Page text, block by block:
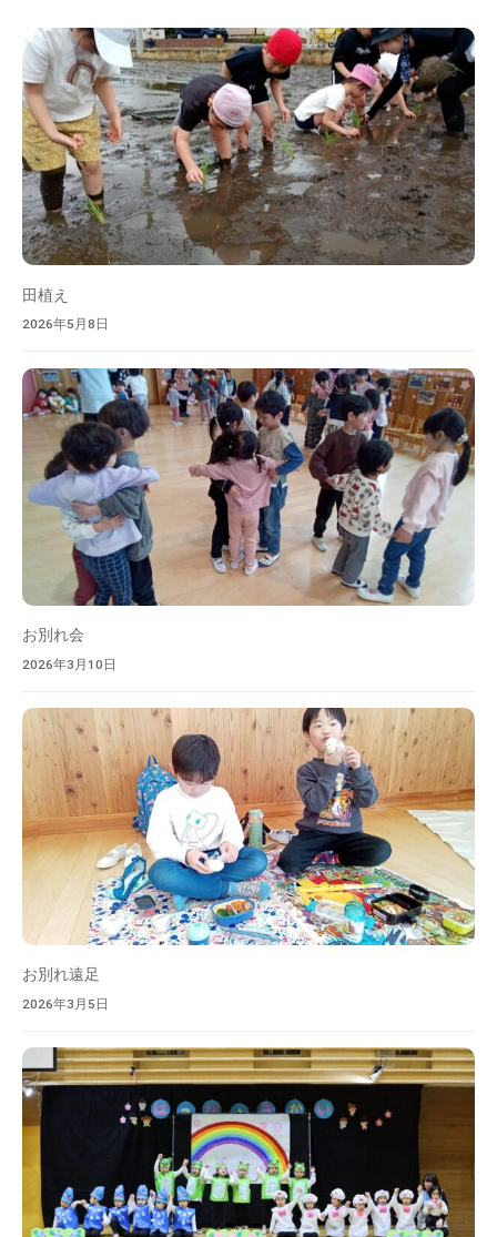
田植え
2026年5月8日
お別れ会
2026年3月10日
お別れ遠足
2026年3月5日